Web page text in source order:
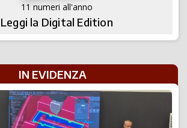
11 numeri all'anno
Leggi la Digital Edition
IN EVIDENZA